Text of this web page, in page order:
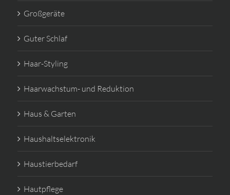
Großgeräte
Guter Schlaf
Haar-Styling
Haarwachstum- und Reduktion
Haus & Garten
Haushaltselektronik
Haustierbedarf
Hautpflege